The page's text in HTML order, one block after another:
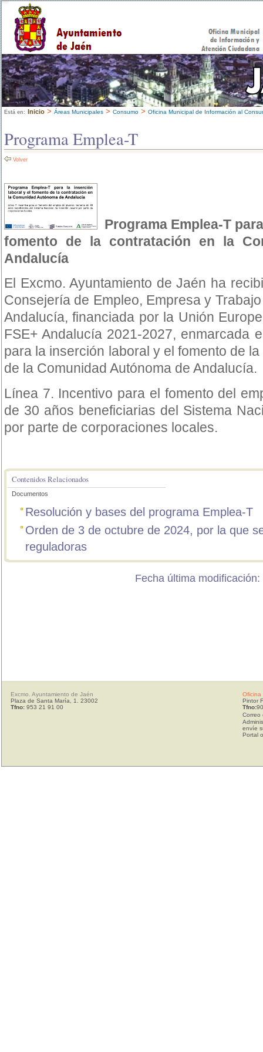
Está en: Inicio > Áreas Municipales > Consumo > Oficina Municipal de Información al
Programa Emplea-T
Volver
Programa Emplea-T
fomento de la contratación en la
Andalucía
El Excmo. Ayuntamiento de Jaén ha
Consejería de Empleo, Empresa y
Andalucía, financiada por la Unión
FSE+ Andalucía 2021-2027, enmarcada
para la inserción laboral y el fomento de
de la Comunidad Autónoma de Andalucía.
Línea 7. Incentivo para el fomento del
de 30 años beneficiarias del Sistema
por parte de corporaciones locales.
Contenidos Relacionados
Documentos
Resolución y bases del programa Emplea-T
Orden de 3 de octubre de 2024, por la que
reguladoras
Fecha última
Excmo. Ayuntamiento de Jaén
Plaza de Santa María, 1. 23002
Tfno: 953 21 91 00
Oficina
Pintor
Tfno:
Correo
envíe
Portal